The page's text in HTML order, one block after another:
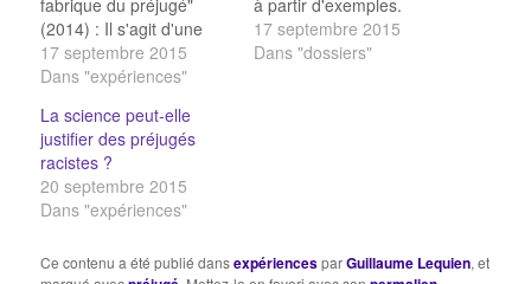
(2014) : Il s'agit d'une
variation sur l'expérience
d'Allport conduite en
17 septembre 2015
Dans "expériences"
Mesurez vos préjugés !
L'Université de Harvard
17 septembre 2015
Dans "dossiers"
La science peut-elle
justifier des préjugés
racistes ?
20 septembre 2015
Dans "expériences"
Ce contenu a été publié dansexpériencesparGuillaume Lequien, et